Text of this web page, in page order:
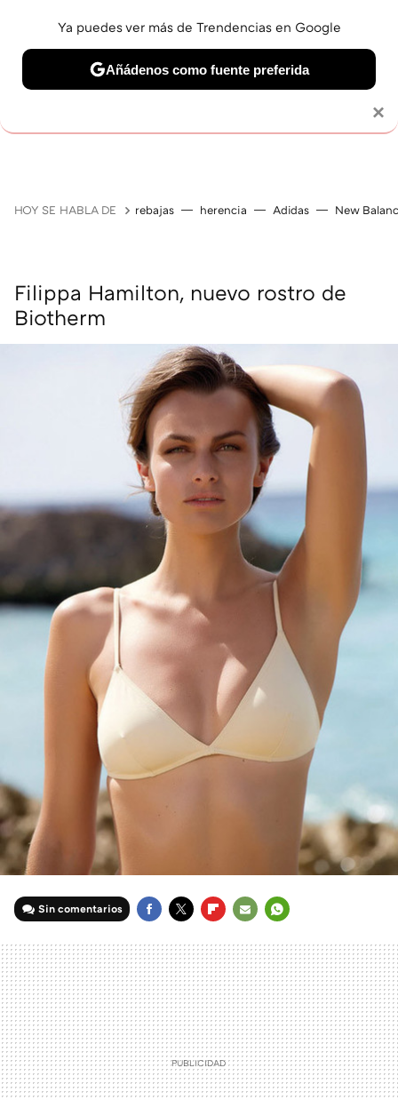
HOY SE HABLA DE rebajas herencia Adidas New
Filippa Hamilton, nuevo rostro de
Biotherm
Sin comentarios
MAIL
×
Ya puedes ver más de Trendencias en Google
Añádenos como fuente preferida